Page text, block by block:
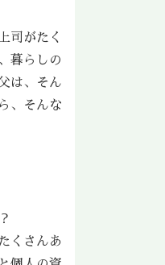
司がたく
暮らしの
は、そん
、そんな
くさんあ